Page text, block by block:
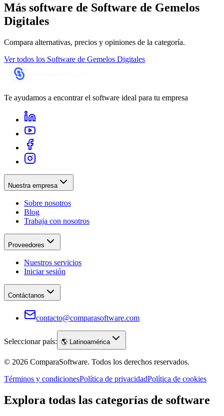
Más software de Software de Gemelos
Digitales
Compara alternativas, precios y opiniones de la categoría.
Ver todos los Software de Gemelos Digitales
Te ayudamos a encontrar el software ideal para tu empresa
Nuestra empresa
Sobre nosotros
Blog
Trabaja con nosotros
Proveedores
Nuestros servicios
Iniciar sesión
Contáctanos
contacto@comparasoftware.com
Seleccionar país: 🌎 Latinoamérica
© 2026 ComparaSoftware. Todos los derechos reservados.
Términos y condicionesPolítica de privacidadPolítica de cookies
Explora todas las categorías de software